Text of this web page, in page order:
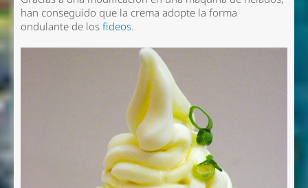
han conseguido que la crema adopte la forma
ondulante de losfideos.